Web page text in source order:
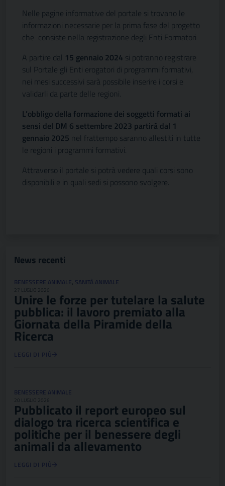
Nelle pagine informative del portale si trovano le
informazioni necessarie per la prima fase del progetto
che consiste nella registrazione degli Enti Formatori
A partire dal 15 gennaio 2024 si potranno registrare
sul Portale gli Enti erogatori di programmi formativi,
nei mesi successivi sarà possibile inserire i corsi e
validarli da parte delle regioni.
L’obbligo della formazione dei soggetti formati ai
sensi del DM 6 settembre 2023 partirà dal 1
gennaio 2025 nel frattempo saranno allestiti in tutte
le regioni i programmi formativi.
Attraverso il portale si potrà vedere quali corsi sono
disponibili e in quali sedi si possono svolgere.
News recenti
BENESSERE ANIMALE, SANITÀ ANIMALE
27 LUGLIO 2026
Unire le forze per tutelare la salute
pubblica: il lavoro premiato alla
Giornata della Piramide della
Ricerca
LEGGI DI PIÙ
BENESSERE ANIMALE
20 LUGLIO 2026
Pubblicato il report europeo sul
dialogo tra ricerca scientifica e
politiche per il benessere degli
animali da allevamento
LEGGI DI PIÙ